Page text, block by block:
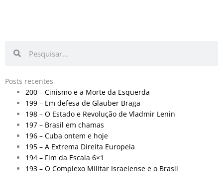
Posts recentes
200 – Cinismo e a Morte da Esquerda
199 – Em defesa de Glauber Braga
198 – O Estado e Revolução de Vladmir Lenin
197 – Brasil em chamas
196 – Cuba ontem e hoje
195 – A Extrema Direita Europeia
194 – Fim da Escala 6×1
193 – O Complexo Militar Israelense e o Brasil